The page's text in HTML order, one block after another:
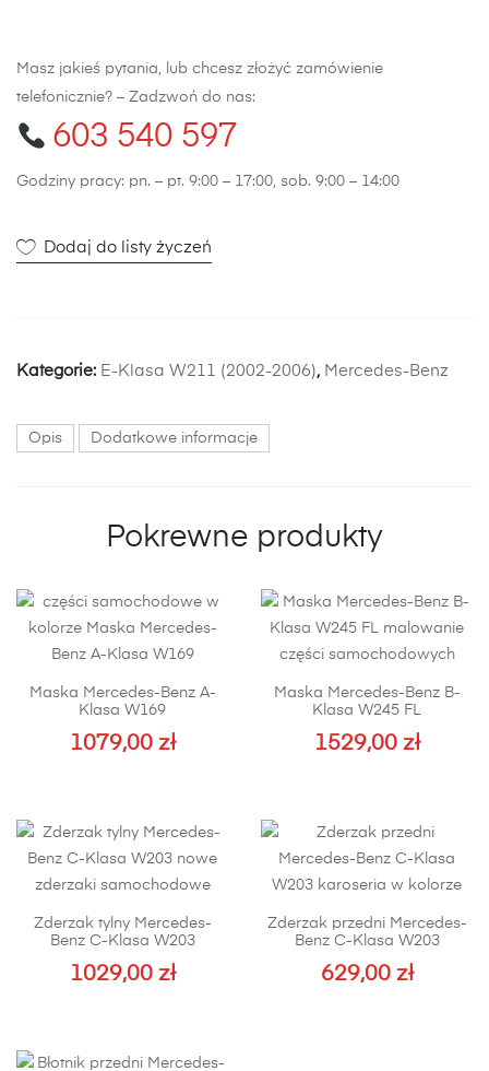
Masz jakieś pytania, lub chcesz złożyć zamówienie
telefonicznie? – Zadzwoń do nas:
603 540 597
Godziny pracy: pn. – pt. 9:00 – 17:00, sob. 9:00 – 14:00
Dodaj do listy życzeń
Kategorie: E-Klasa W211 (2002-2006), Mercedes-Benz
Opis Dodatkowe informacje
Pokrewne produkty
Maska Mercedes-Benz A-
Klasa W169
1079,00 zł
Maska Mercedes-Benz B-
Klasa W245 FL
1529,00 zł
Zderzak tylny Mercedes-
Benz C-Klasa W203
1029,00 zł
Zderzak przedni Mercedes-
Benz C-Klasa W203
629,00 zł